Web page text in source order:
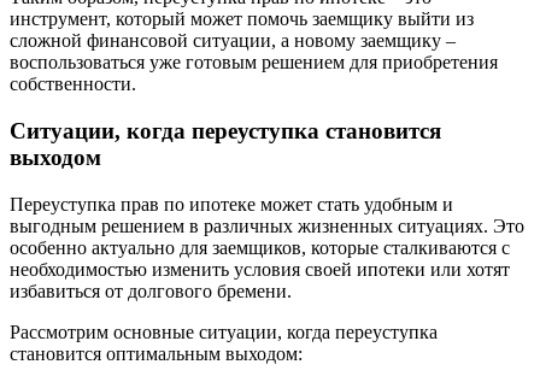
инструмент, который может помочь заемщику выйти из
сложной финансовой ситуации, а новому заемщику –
воспользоваться уже готовым решением для приобретения
собственности.
Ситуации, когда переуступка становится
выходом
Переуступка прав по ипотеке может стать удобным и
выгодным решением в различных жизненных ситуациях. Это
особенно актуально для заемщиков, которые сталкиваются с
необходимостью изменить условия своей ипотеки или хотят
избавиться от долгового бремени.
Рассмотрим основные ситуации, когда переуступка
становится оптимальным выходом: